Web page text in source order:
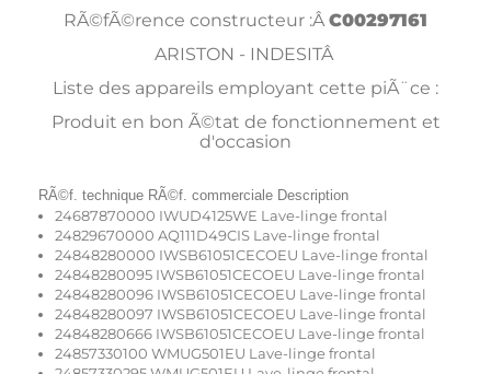
RÃ©fÃ©rence constructeur :ÂC00297161
ARISTON - INDESITÂ
Liste des appareils employant cette piÃ¨ce :
Produit en bon Ã©tat de fonctionnement et
d'occasion
RÃ©f. technique RÃ©f. commerciale Description
24687870000 IWUD4125WE Lave-linge frontal
24829670000 AQ111D49CIS Lave-linge frontal
24848280000 IWSB61051CECOEU Lave-linge frontal
24848280095 IWSB61051CECOEU Lave-linge frontal
24848280096 IWSB61051CECOEU Lave-linge frontal
24848280097 IWSB61051CECOEU Lave-linge frontal
24848280666 IWSB61051CECOEU Lave-linge frontal
24857330100 WMUG501EU Lave-linge frontal